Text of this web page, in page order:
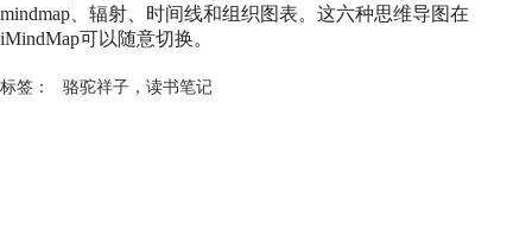
mindmap、辐射、时间线和组织图表。这六种思维导图在
iMindMap可以随意切换。
标签： 骆驼祥子， 读书笔记